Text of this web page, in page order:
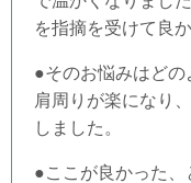
を指摘を受けて良
●そのお悩みはどの
肩周りが楽になり
しました。
●ここが良かった